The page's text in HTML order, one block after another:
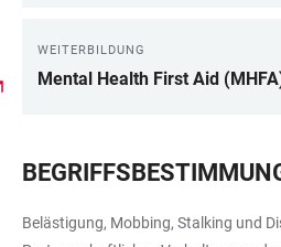
WEITERBILDUNG
Mental Health First Aid
Belästigung, Mobbing, Stalking und